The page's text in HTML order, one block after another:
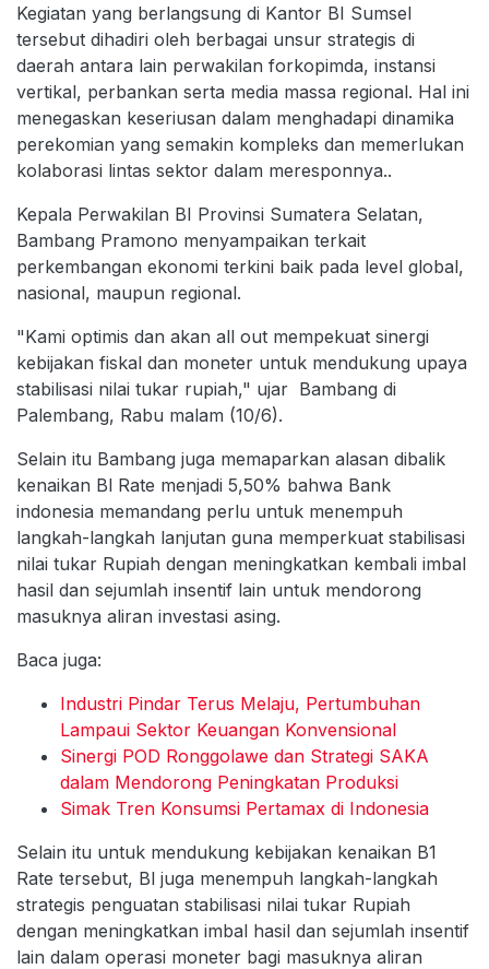
Kegiatan yang berlangsung di Kantor BI Sumsel
tersebut dihadiri oleh berbagai unsur strategis di
daerah antara lain perwakilan forkopimda, instansi
vertikal, perbankan serta media massa regional. Hal ini
menegaskan keseriusan dalam menghadapi dinamika
perekomian yang semakin kompleks dan memerlukan
kolaborasi lintas sektor dalam meresponnya..
Kepala Perwakilan BI Provinsi Sumatera Selatan,
Bambang Pramono menyampaikan terkait
perkembangan ekonomi terkini baik pada level global,
nasional, maupun regional.
"Kami optimis dan akan all out mempekuat sinergi
kebijakan fiskal dan moneter untuk mendukung upaya
stabilisasi nilai tukar rupiah," ujar Bambang di
Palembang, Rabu malam (10/6).
Selain itu Bambang juga memaparkan alasan dibalik
kenaikan Bl Rate menjadi 5,50% bahwa Bank
indonesia memandang perlu untuk menempuh
langkah-langkah lanjutan guna memperkuat stabilisasi
nilai tukar Rupiah dengan meningkatkan kembali imbal
hasil dan sejumlah insentif lain untuk mendorong
masuknya aliran investasi asing.
Baca juga:
Industri Pindar Terus Melaju, Pertumbuhan
Lampaui Sektor Keuangan Konvensional
Sinergi POD Ronggolawe dan Strategi SAKA
dalam Mendorong Peningkatan Produksi
Simak Tren Konsumsi Pertamax di Indonesia
Selain itu untuk mendukung kebijakan kenaikan B1
Rate tersebut, Bl juga menempuh langkah-langkah
strategis penguatan stabilisasi nilai tukar Rupiah
dengan meningkatkan imbal hasil dan sejumlah insentif
lain dalam operasi moneter bagi masuknya aliran